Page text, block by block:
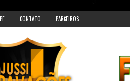
CONTATO PARCEIROS